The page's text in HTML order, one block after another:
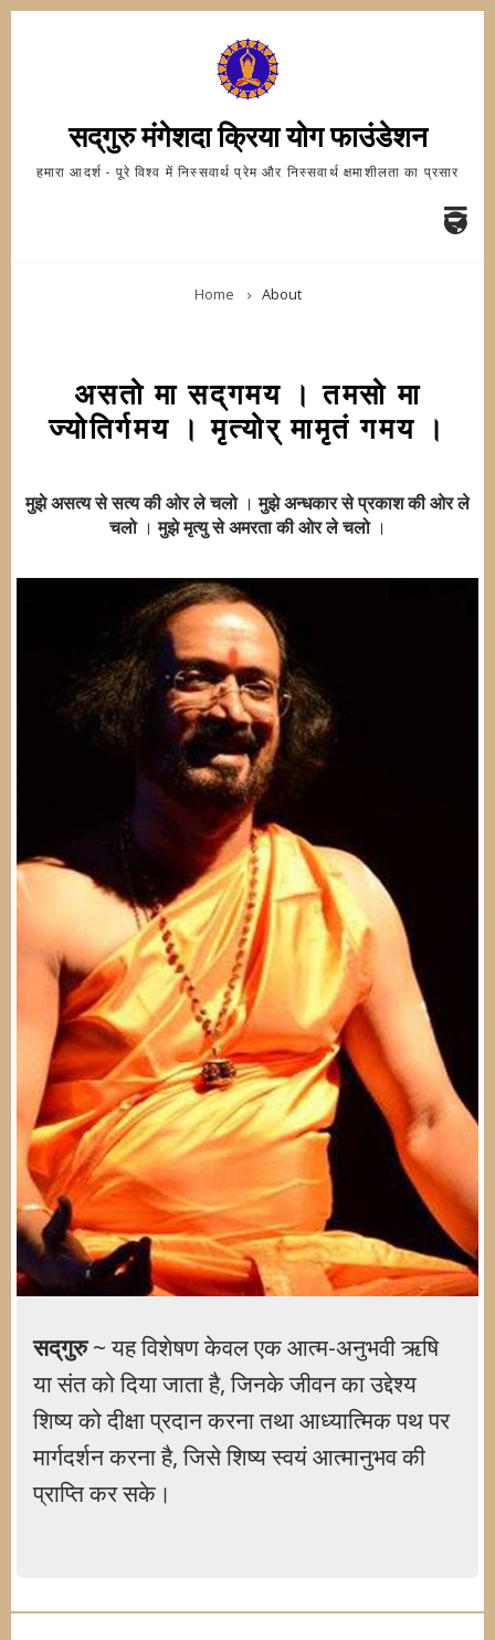
Skip
सद्‌गुरु मंगेशदा क्रिया योग फाउंडेशन
हमारा आदर्श - पूरे विश्व में निस्सवार्थ प्रेम और निस्सवार्थ क्षमाशीलता का प्रसार
BREADCRUMB
Home About
असतो मा सद्‌गमय । तमसो मा
ज्योतिर्गमय । मृत्योर् मामृतं गमय ।
मुझे असत्य से सत्य की ओर ले चलो । मुझे अन्धकार से प्रकाश की ओर ले
चलो । मुझे मृत्यु से अमरता की ओर ले चलो ।
सद्‌गुरु~ यह विशेषण केवल एक आत्म-अनुभवी ऋषि
या संत को दिया जाता है, जिनके जीवन का उद्देश्य
शिष्य को दीक्षा प्रदान करना तथा आध्यात्मिक पथ पर
मार्गदर्शन करना है, जिसे शिष्य स्वयं आत्मानुभव की
प्राप्ति कर सके।